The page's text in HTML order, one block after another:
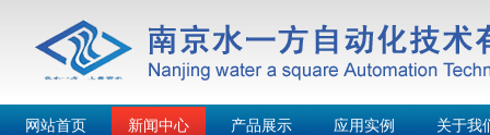
网站首页 新闻中心 产品展示 应用实例 关于我